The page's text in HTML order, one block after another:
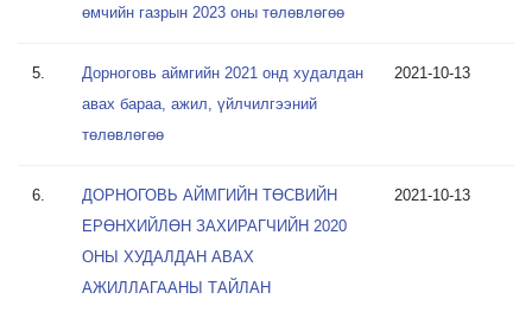
өмчийн газрын 2023 оны төлөвлөгөө
5.
Дорноговь аймгийн 2021 онд худалдан
авах бараа, ажил, үйлчилгээний
төлөвлөгөө
2021-10-13
6.
ДОРНОГОВЬ АЙМГИЙН ТӨСВИЙН
ЕРӨНХИЙЛӨН ЗАХИРАГЧИЙН 2020
ОНЫ ХУДАЛДАН АВАХ
АЖИЛЛАГААНЫ ТАЙЛАН
2021-10-13